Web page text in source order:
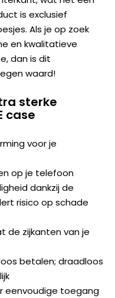
is exclusief
Als je op zoek
en kwalitatieve
dan is dit
waard!
sterke
case
voor je
op je telefoon
dankzij de
risico op schade
de zijkanten van je
betalen; draadloos
eenvoudige toegang